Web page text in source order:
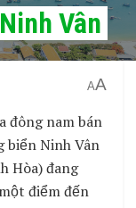
Vân
AA
đông nam bán
biển Ninh Vân
Hòa) đang
điểm đến